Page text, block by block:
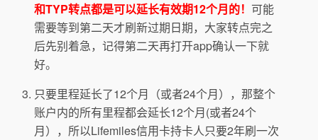
和TYP转点都是可以延长有效期12个月的！ 可能
需要等到第二天才刷新过期日期，大家转点完之
后先别着急，记得第二天再打开app确认一下就
好。
只要里程延长了12个月（或者24个月），那整个
账户内的所有里程都会延长12个月(或者24个
月），所以Lifemiles信用卡持卡人只要2年刷一次